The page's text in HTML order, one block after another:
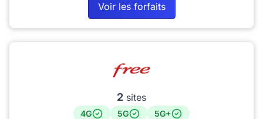
Voir les forfaits
2 sites
4G 5G
5G+